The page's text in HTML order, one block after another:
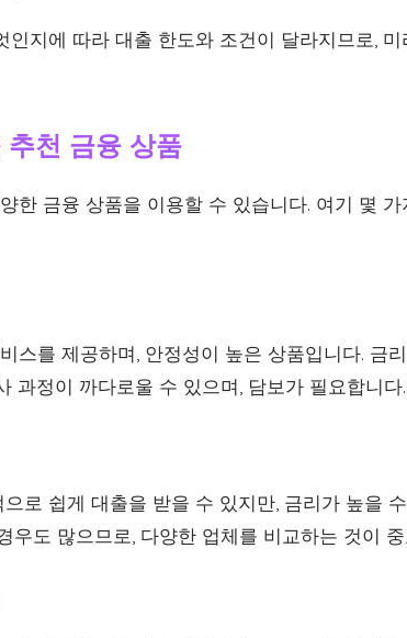
인지에 따라 대출 한도와 조건이 달라지므로,
천 금융 상품
한 금융 상품을 이용할 수 있습니다. 여기 몇
스를 제공하며, 안정성이 높은 상품입니다. 금
과정이 까다로울 수 있으며, 담보가 필요합니다.
로 쉽게 대출을 받을 수 있지만, 금리가 높을
우도 많으므로, 다양한 업체를 비교하는 것이